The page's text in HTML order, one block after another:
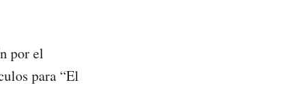
por el
para “El